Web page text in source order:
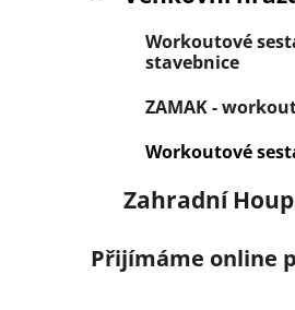
a
kategorie
Workoutové
stavebnice
ZAMAK -
Workoutové
Zahradní
Přijímáme online